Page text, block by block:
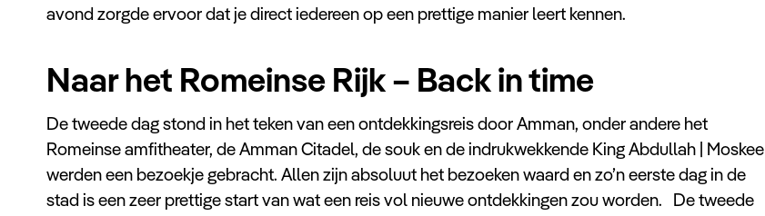
avond zorgde ervoor dat je direct iedereen op een prettige manier leert kennen.
Naar het Romeinse Rijk – Back in time
De tweede dag stond in het teken van een ontdekkingsreis door Amman, onder andere het
Romeinse amfitheater, de Amman Citadel, de souk en de indrukwekkende King Abdullah | Moskee
werden een bezoekje gebracht. Allen zijn absoluut het bezoeken waard en zo’n eerste dag in de
stad is een zeer prettige start van wat een reis vol nieuwe ontdekkingen zou worden. De tweede